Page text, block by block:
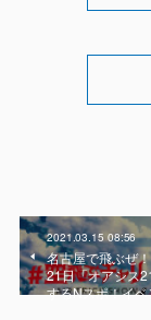
2021.03.15 08:56
名古屋で飛ぶぜ
21日「オアシス
するNスポ！イ